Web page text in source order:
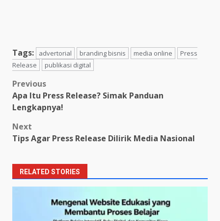
Tags: advertorial branding bisnis media online
Press
Release
publikasi digital
Post
navigation
Previous
Apa Itu Press Release? Simak Panduan
Lengkapnya!
Next
Tips Agar Press Release Dilirik Media Nasional
RELATED STORIES